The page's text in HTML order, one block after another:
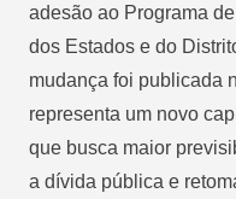
adesão ao Programa
dos Estados e do
mudança foi publicada
representa um novo
que busca maior
a dívida pública e